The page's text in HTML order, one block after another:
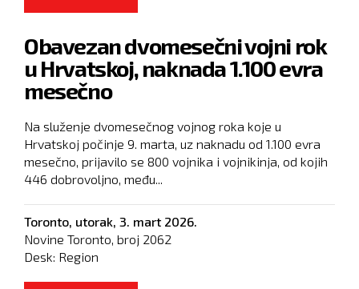
Obavezan dvomesečni vojni rok
u Hrvatskoj, naknada 1.100 evra
mesečno
Na služenje dvomesečnog vojnog roka koje u
Hrvatskoj počinje 9. marta, uz naknadu od 1.100 evra
mesečno, prijavilo se 800 vojnika i vojnikinja, od kojih
446 dobrovoljno, među...
Toronto, utorak, 3. mart 2026.
Novine Toronto, broj 2062
Desk: Region